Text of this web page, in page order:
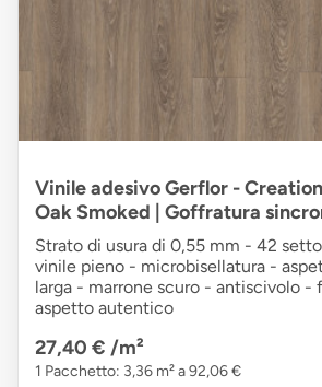
Vinile adesivo Gerflor -
Oak Smoked | Goffratura
Strato di usura di 0,55 mm - 42
vinile pieno - microbisellatura -
larga - marrone scuro - antiscivolo -
aspetto autentico
27,40 € /m²
1 Pacchetto: 3,36 m² a 92,06 €